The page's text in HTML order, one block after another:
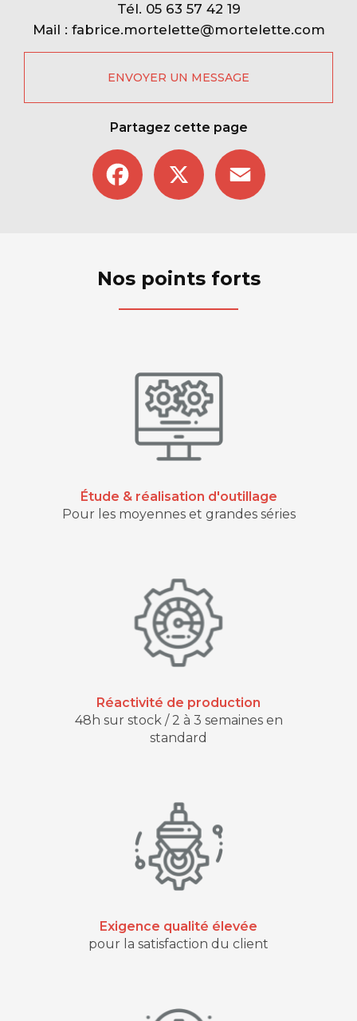
Tél. 05 63 57 42 19
Mail : fabrice.mortelette@mortelette.com
ENVOYER UN MESSAGE
Partagez cette page
Facebook
Nos points forts
Étude & réalisation d'outillage
Pour les moyennes et grandes séries
Réactivité de production
48h sur stock / 2 à 3 semaines en
standard
Exigence qualité élevée
pour la satisfaction du client